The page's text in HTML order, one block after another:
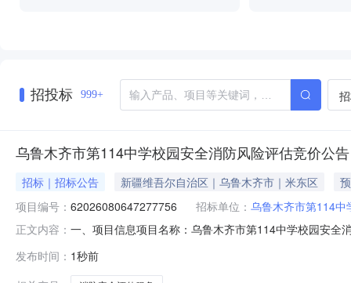
招投标 999+
乌鲁木齐市第114中学校园安全消防风险评估竞价公告
招标｜招标公告 新疆维吾尔自治区｜乌鲁木齐市｜米东区
项目编号： 62026080647277756 招标单位： 乌鲁木齐市第114中
正文内容： 一、项目信息项目名称：乌鲁木齐市第114中学校园安
买数量控制金额(元)意向品牌消防安全评估服务核心参
发布时间： 1秒前